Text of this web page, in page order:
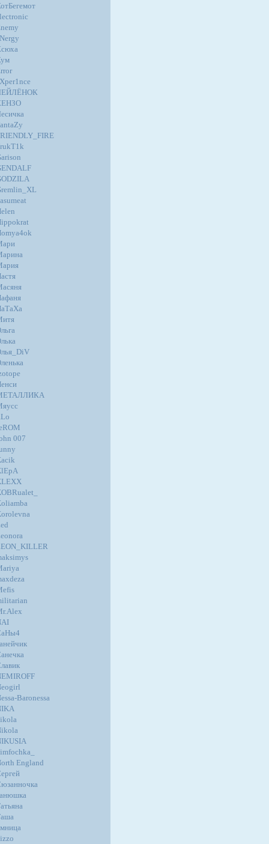
007
Baronessa
England